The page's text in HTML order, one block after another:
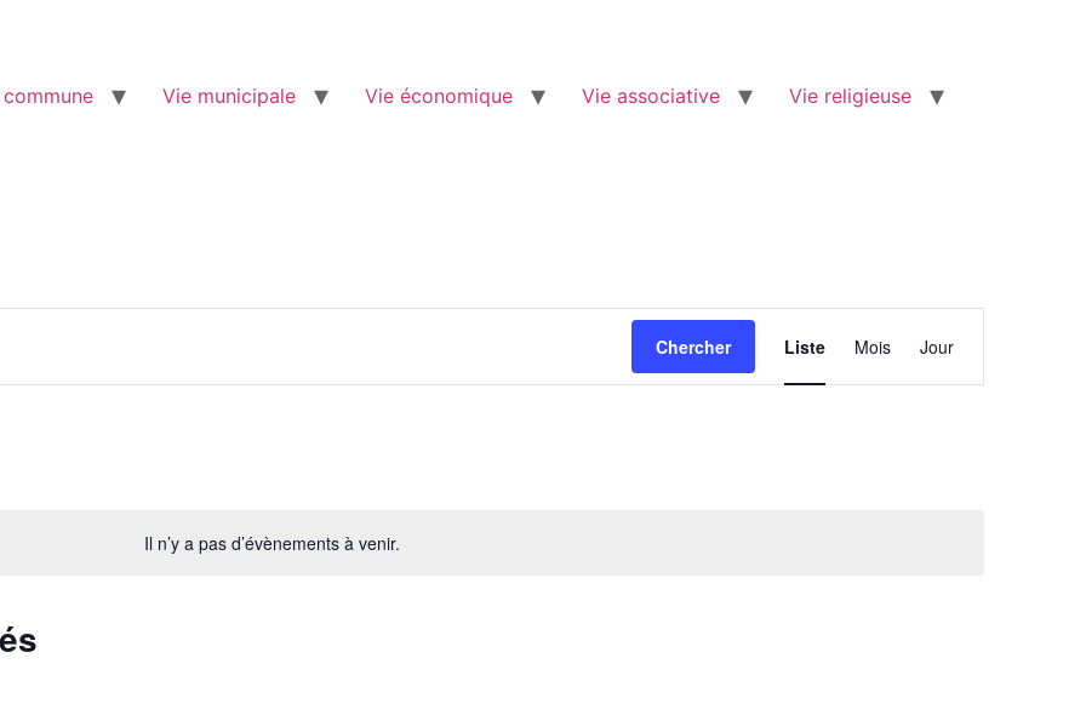
Vie municipale Vie économique Vie associative Vie religieuse
Il n’y a pas d’évènements à venir.
Chercher
de
Liste Mois Jour